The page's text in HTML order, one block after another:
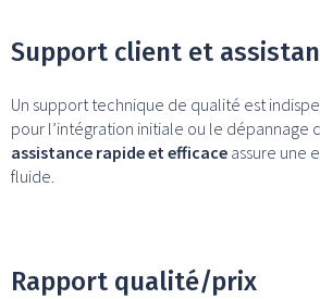
Support client et
Un support technique de qualité est
pour l’intégration initiale ou le dépannage
assistance rapide et efficace assure une
fluide.
Rapport qualité/prix